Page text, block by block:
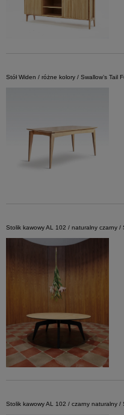
Stół Widen / różne kolory / Swallow’s Tail
Stolik kawowy AL 102 / naturalny czarny /
Stolik kawowy AL 102 / czarny naturalny /